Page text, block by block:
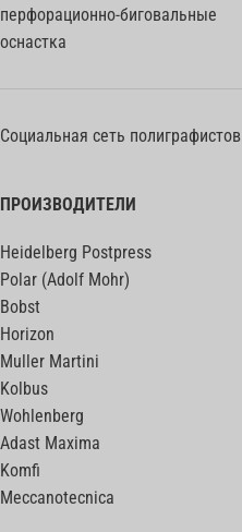
перфорационно-биговальные
оснастка
Социальная сеть полиграфистов
ПРОИЗВОДИТЕЛИ
Heidelberg Postpress
Polar (Adolf Mohr)
Bobst
Horizon
Muller Martini
Kolbus
Wohlenberg
Adast Maxima
Komfi
Meccanotecnica